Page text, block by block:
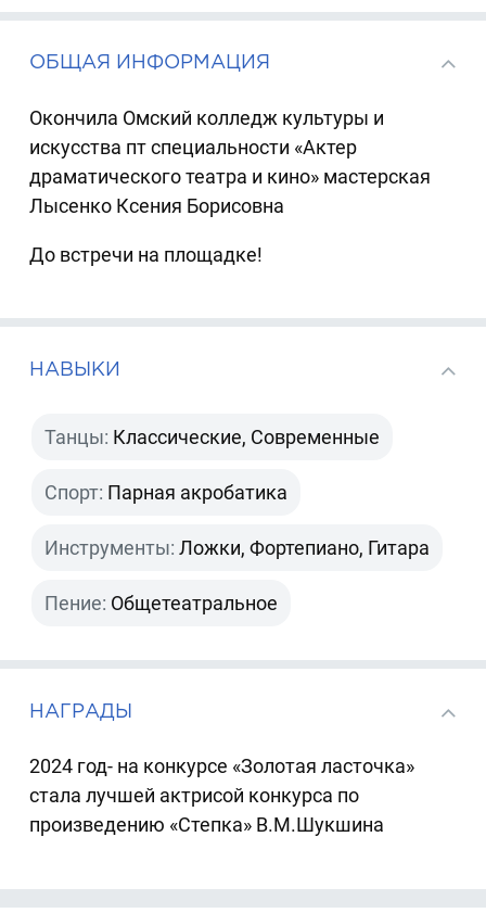
ОБЩАЯ ИНФОРМАЦИЯ
Окончила Омский колледж культуры и
искусства пт специальности «Актер
драматического театра и кино» мастерская
Лысенко Ксения Борисовна
До встречи на площадке!
НАВЫКИ
Танцы: Классические, Современные
Спорт: Парная акробатика
Инструменты: Ложки, Фортепиано, Гитара
Пение: Общетеатральное
НАГРАДЫ
2024 год- на конкурсе «Золотая ласточка»
стала лучшей актрисой конкурса по
произведению «Степка» В.М.Шукшина